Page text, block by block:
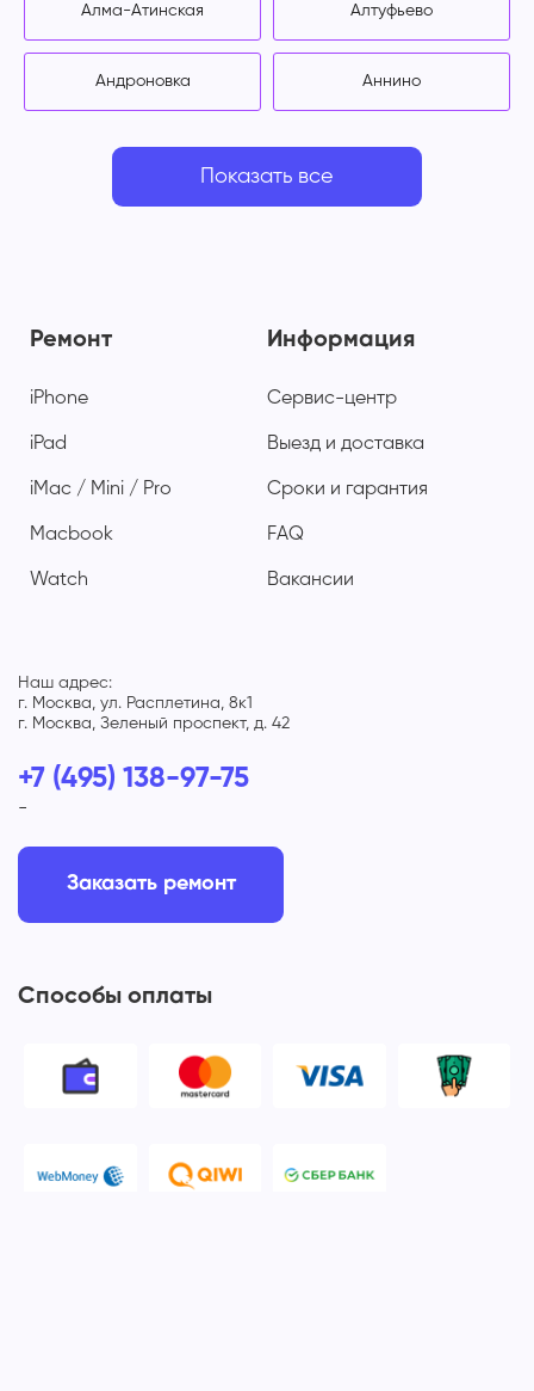
Алма-Атинская Алтуфьево
Андроновка Аннино
Показать все
Ремонт
iPhone
iPad
iMac / Mini / Pro
Macbook
Watch
Информация
Сервис-центр
Выезд и доставка
Сроки и гарантия
FAQ
Вакансии
Наш адрес:
г. Москва, ул. Расплетина, 8к1
г. Москва, Зеленый проспект, д. 42
+7 (495) 138-97-75
-
Заказать ремонт
Способы оплаты